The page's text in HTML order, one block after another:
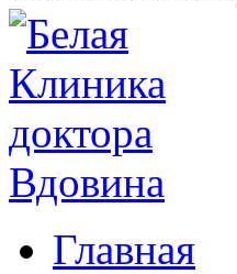
Главная